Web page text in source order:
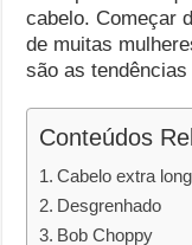
cabelo. Começar
de muitas
são as
Conteúdos
Cabelo extra
Desgrenhado
Bob Choppy